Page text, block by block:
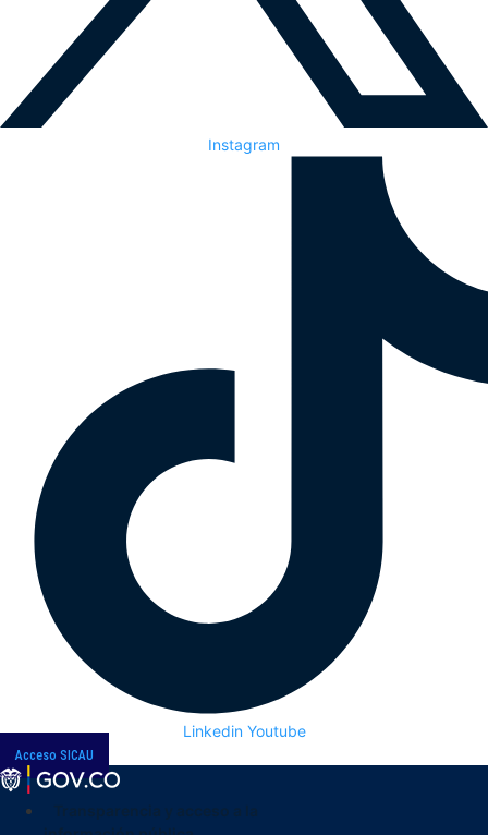
Instagram
Linkedin Youtube
Acceso SICAU